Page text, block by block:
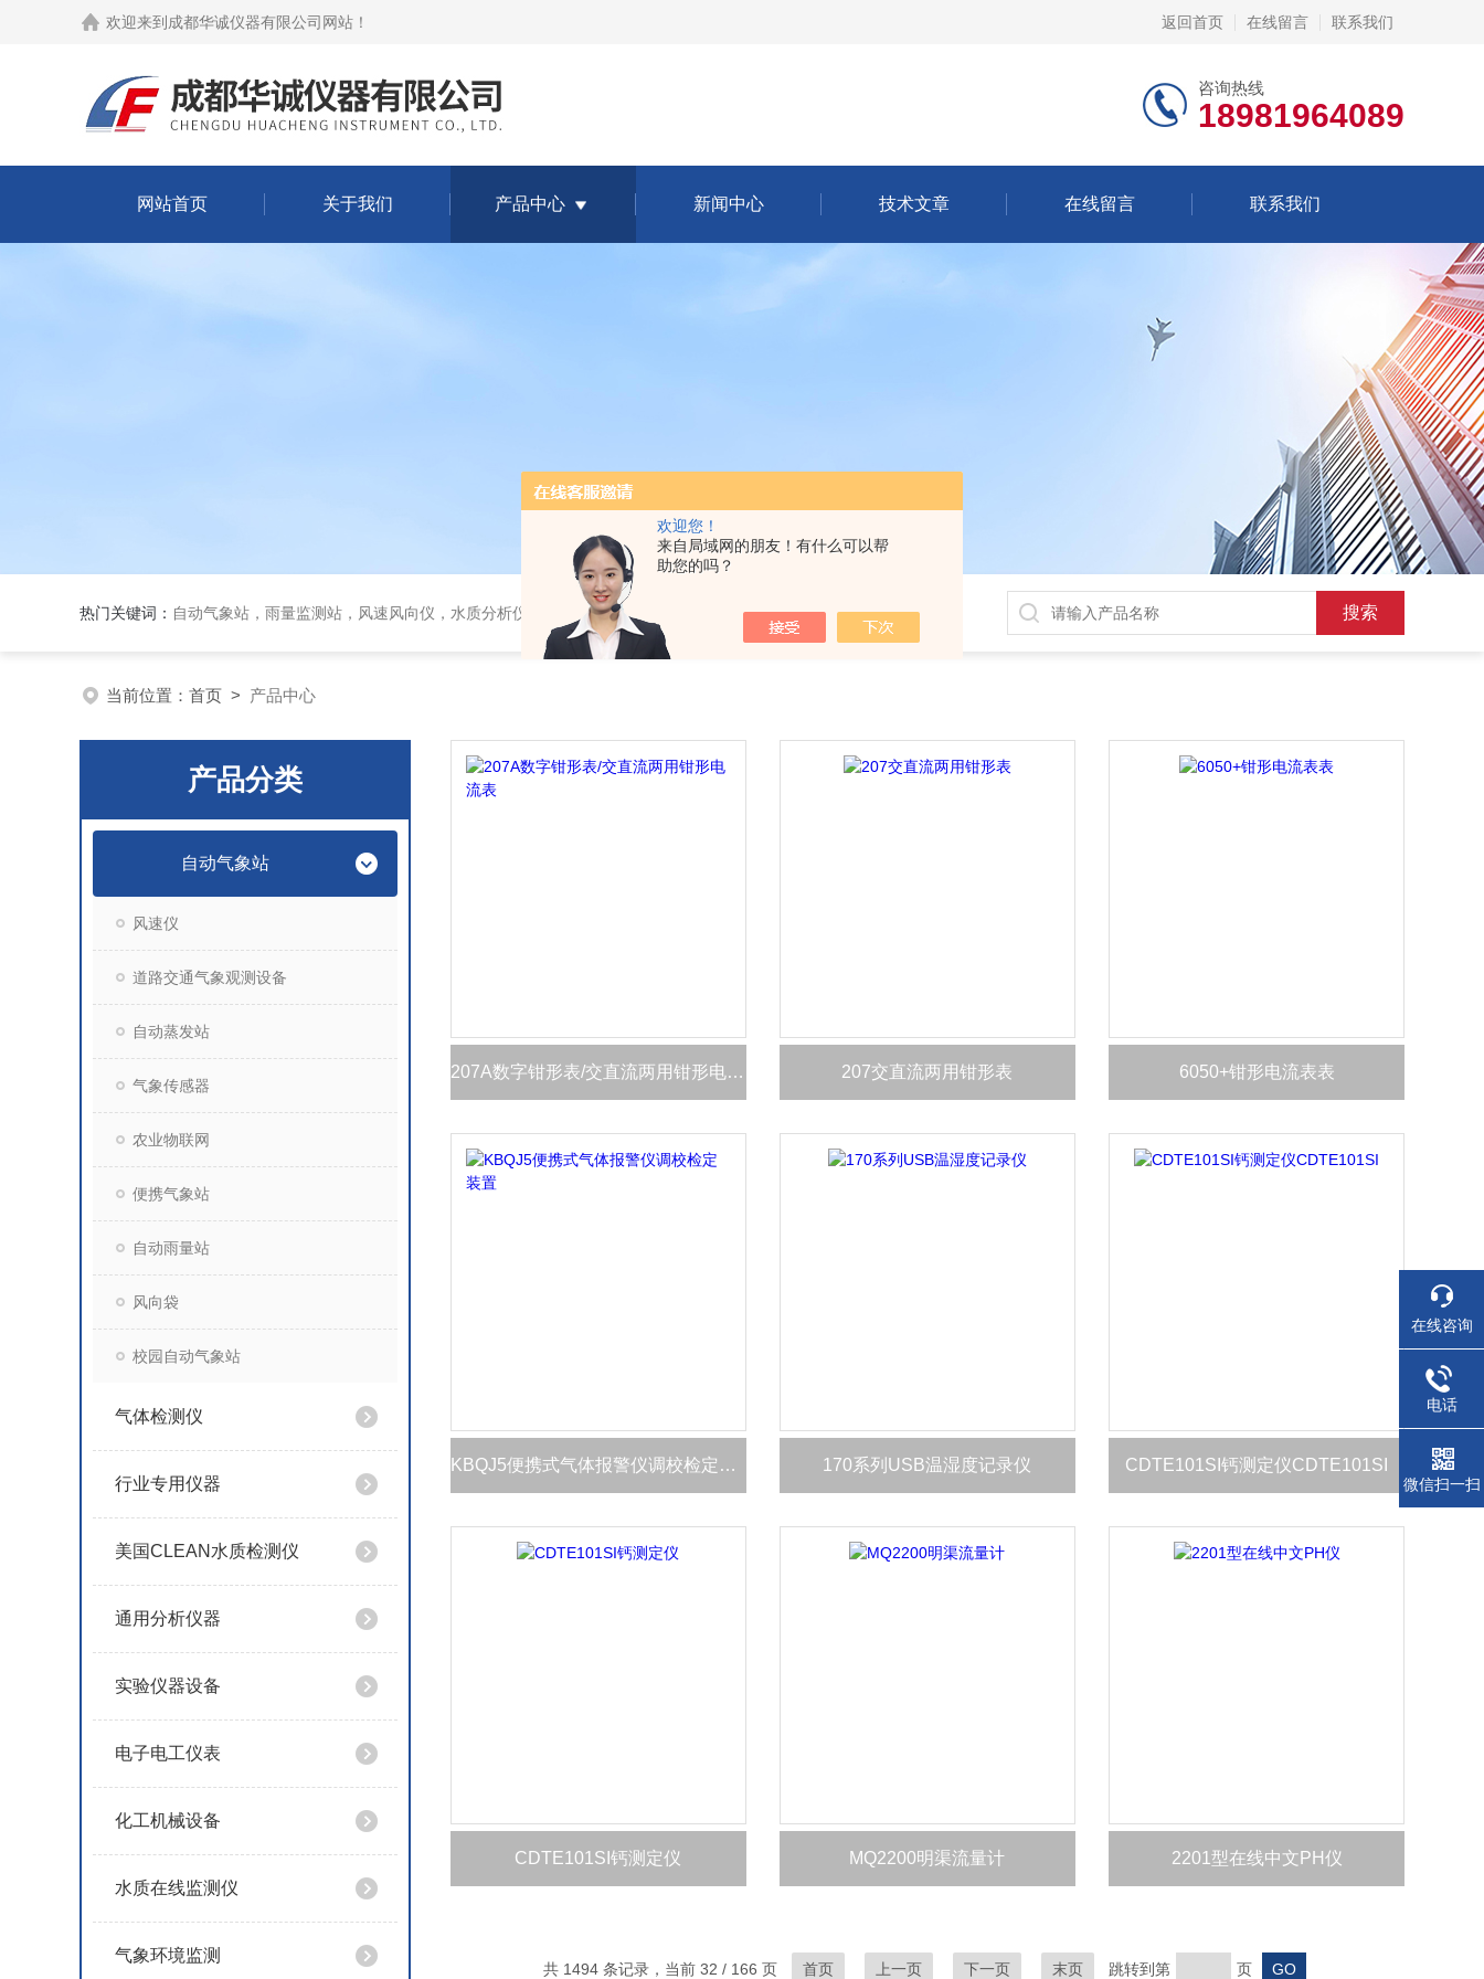
欢迎您！
来自局域网的朋友！有什么可以帮
助您的吗？
欢迎来到 成都华诚仪器有限公司网站 ！ 返回首页 在线留言 联系我们
咨询热线
18981964089
网站首页 关于我们 产品中心 新闻中心 技术文章 在线留言 联系我们
热门关键词： 自动气象站，雨量监测站，风速风向仪，水质分析仪，气体分析报警器，
当前位置： 首页 > 产品中心
产品分类
自动气象站
风速仪
道路交通气象观测设备
自动蒸发站
气象传感器
农业物联网
便携气象站
自动雨量站
风向袋
校园自动气象站
气体检测仪
行业专用仪器
美国CLEAN水质检测仪
通用分析仪器
实验仪器设备
电子电工仪表
化工机械设备
水质在线监测仪
气象环境监测
207A数字钳形表/交直流两用钳形电流表 207交直流两用钳形表 6050+钳形电流表表
KBQJ5便携式气体报警仪调校检定装置 170系列USB温湿度记录仪 CDTE101SI钙测定仪CDTE101SI
CDTE101SI钙测定仪 MQ2200明渠流量计 2201型在线中文PH仪
共 1494 条记录，当前 32 / 166 页 首页 上一页 下一页 末页 跳转到第 页
在线咨询
电话
微信扫一扫